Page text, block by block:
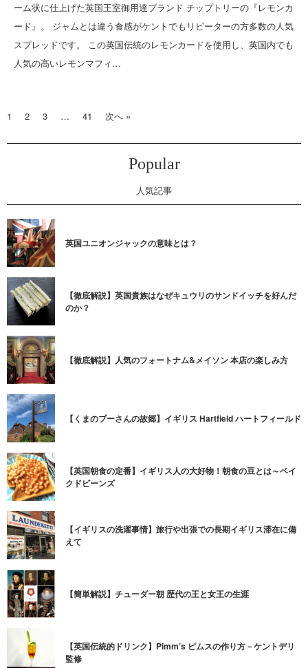
ーム状に仕上げた英国王室御用達ブランド チップトリーの『レモンカ
ード』。 ジャムとは違う食感がケントでもリピーターの方多数の人気
スプレッドです。 この英国伝統のレモンカードを使用し、英国内でも
人気の高いレモンマフィ…
1 2 3 … 41 次へ »
Popular
人気記事
英国ユニオンジャックの意味とは？
【徹底解説】英国貴族はなぜキュウリのサンドイッチを好んだ
のか？
【徹底解説】人気のフォートナム&メイソン 本店の楽しみ方
【くまのプーさんの故郷】イギリス Hartfield ハートフィールド
【英国朝食の定番】イギリス人の大好物！朝食の豆とは～ベイ
クドビーンズ
【イギリスの洗濯事情】旅行や出張での長期イギリス滞在に備
えて
【簡単解説】チューダー朝 歴代の王と女王の生涯
【英国伝統的ドリンク】Pimm’s ピムスの作り方－ケントデリ
監修